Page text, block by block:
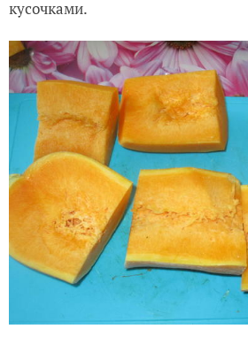
кусочками.